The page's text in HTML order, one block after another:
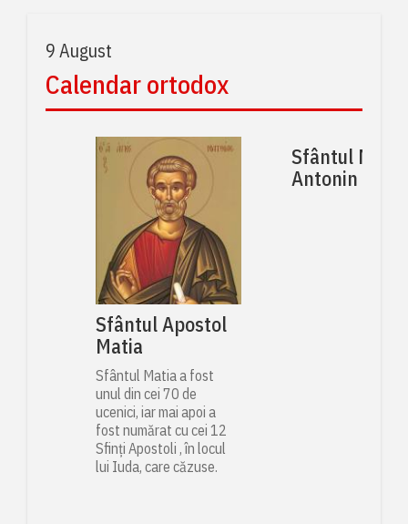
9 August
Calendar ortodox
Sfântul Apostol
Matia
Sfântul Matia a fost
unul din cei 70 de
ucenici, iar mai apoi a
fost numărat cu cei 12
Sfinți Apostoli , în locul
lui Iuda, care căzuse.
Sfântul
Antonin